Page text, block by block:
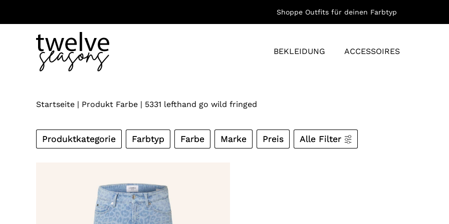
Shoppe Outfits für deinen Farbtyp
BEKLEIDUNG ACCESSOIRES
Startseite| Produkt Farbe| 5331 lefthand go wild fringed
Produktkategorie Farbtyp Farbe Marke Preis Alle Filter